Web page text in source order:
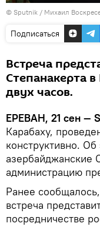
© Sputnik / Михаил
Подписаться
Встреча
Степанакерта
двух часов.
ЕРЕВАН, 21 сен —
Карабаху,
конструктивно.
азербайджанские
администрацию
Ранее
встреча
посредничестве